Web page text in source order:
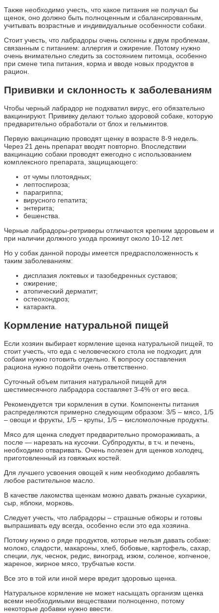
Также необходимо учесть, что какое питания не получал бы
щенок, оно должно быть полноценным и сбалансированным,
учитывать возрастные и индивидуальные особенности собаки.
Стоит учесть, что лабрадоры очень склонны к двум проблемам,
связанным с питанием: аллергия и ожирение. Потому нужно
очень внимательно следить за состоянием питомца, особенно
при смене типа питания, корма и вводе новых продуктов в
рацион.
Прививки и склонность к заболеваниям
Чтобы черный лабрадор не подхватил вирус, его обязательно
вакцинируют. Прививку делают только здоровой собаке, которую
предварительно обработали от блох и гельминтов.
Первую вакцинацию проводят щенку в возрасте 8-9 недель.
Через 21 день препарат вводят повторно. Впоследствии
вакцинацию собаки проводят ежегодно с использованием
комплексного препарата, защищающего:
от чумы плотоядных;
лептоспироза;
парагриппа;
вирусного гепатита;
энтерита;
бешенства.
Черные лабрадоры-ретриверы отличаются крепким здоровьем и
при наличии должного ухода проживут около 10-12 лет.
Но у собак данной породы имеется предрасположенность к
таким заболеваниям:
дисплазия локтевых и тазобедренных суставов;
ожирение;
атопический дерматит;
остеохондроз;
катаракта.
Кормление натуральной пищей
Если хозяин выбирает кормление щенка натуральной пищей, то
стоит учесть, что еда с человеческого стола не подходит, для
собаки нужно готовить отдельно. К вопросу составления
рациона нужно подойти очень ответственно.
Суточный объем питания натуральной пищей для
шестимесячного лабрадора составляет 3-4% от его веса.
Рекомендуется три кормления в сутки. Компоненты питания
распределяются примерно следующим образом: 3/5 – мясо, 1/5
– овощи и фрукты, 1/5 – крупы, 1/5 – кисломолочные продукты.
Мясо для щенка следует предварительно промораживать, а
после — нарезать на кусочки. Субпродукты, в т.ч. и печень,
необходимо отваривать. Очень полезен для щенков холодец,
приготовленный из говяжьих костей.
Для лучшего усвоения овощей к ним необходимо добавлять
любое растительное масло.
В качестве лакомства щенкам можно давать ржаные сухарики,
сыр, яблоки, морковь.
Следует учесть, что лабрадоры – страшные обжоры и готовы
выпрашивать еду всегда, особенно если это еда хозяина.
Потому нужно о ряде продуктов, которые нельзя давать собаке:
молоко, сладости, макароны, хлеб, бобовые, картофель, сахар,
специи, лук, чеснок, редис, виноград, изюм, соленое, копченое,
жареное, жирное мясо, трубчатые кости.
Все это в той или иной мере вредит здоровью щенка.
Натуральное кормление не может насыщать организм щенка
всеми необходимыми веществами полноценно, потому
некоторые добавки нужно ввести.